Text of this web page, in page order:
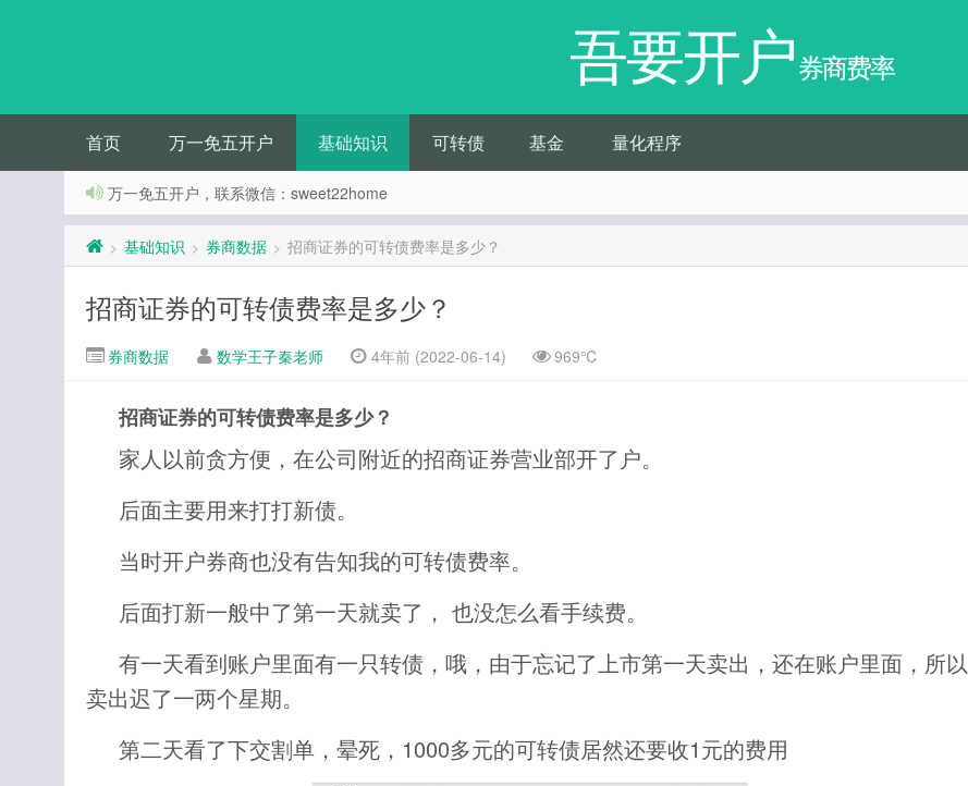
吾要开户券商费率
首页 万一免五开户 基础知识 可转债 基金 量化程序
万一免五开户，联系微信：sweet22home
> 基础知识 > 券商数据 > 招商证券的可转债费率是多少？
招商证券的可转债费率是多少？
券商数据 数学王子秦老师 4年前 (2022-06-14) 969℃
招商证券的可转债费率是多少？
家人以前贪方便，在公司附近的招商证券营业部开了户。
后面主要用来打打新债。
当时开户券商也没有告知我的可转债费率。
后面打新一般中了第一天就卖了， 也没怎么看手续费。
有一天看到账户里面有一只转债，哦，由于忘记了上市第一天卖出，还在账户里面，所以
卖出迟了一两个星期。
第二天看了下交割单，晕死，1000多元的可转债居然还要收1元的费用